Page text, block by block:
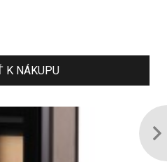
K NÁKUPU